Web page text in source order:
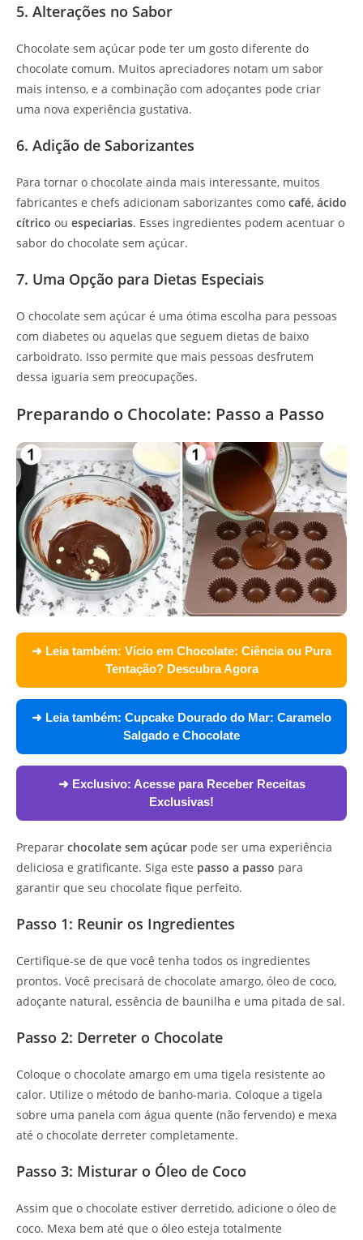
5. Alterações no Sabor
Chocolate sem açúcar pode ter um gosto diferente do
chocolate comum. Muitos apreciadores notam um sabor
mais intenso, e a combinação com adoçantes pode criar
uma nova experiência gustativa.
6. Adição de Saborizantes
Para tornar o chocolate ainda mais interessante, muitos
fabricantes e chefs adicionam saborizantes como café, ácido
cítrico ou especiarias. Esses ingredientes podem acentuar o
sabor do chocolate sem açúcar.
7. Uma Opção para Dietas Especiais
O chocolate sem açúcar é uma ótima escolha para pessoas
com diabetes ou aquelas que seguem dietas de baixo
carboidrato. Isso permite que mais pessoas desfrutem
dessa iguaria sem preocupações.
Preparando o Chocolate: Passo a Passo
➜ Leia também: Vício em Chocolate: Ciência ou Pura
Tentação? Descubra Agora
➜ Leia também: Cupcake Dourado do Mar: Caramelo
Salgado e Chocolate
➜ Exclusivo: Acesse para Receber Receitas
Exclusivas!
Preparar chocolate sem açúcar pode ser uma experiência
deliciosa e gratificante. Siga este passo a passo para
garantir que seu chocolate fique perfeito.
Passo 1: Reunir os Ingredientes
Certifique-se de que você tenha todos os ingredientes
prontos. Você precisará de chocolate amargo, óleo de coco,
adoçante natural, essência de baunilha e uma pitada de sal.
Passo 2: Derreter o Chocolate
Coloque o chocolate amargo em uma tigela resistente ao
calor. Utilize o método de banho-maria. Coloque a tigela
sobre uma panela com água quente (não fervendo) e mexa
até o chocolate derreter completamente.
Passo 3: Misturar o Óleo de Coco
Assim que o chocolate estiver derretido, adicione o óleo de
coco. Mexa bem até que o óleo esteja totalmente